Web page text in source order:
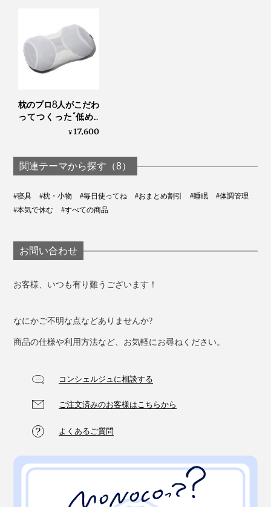
枕のプロ8人がこだわ
ってつくった“低め3
センチ”の究極の枕｜
¥17,600
関連テーマから探す（8）
#寝具 #枕・小物 #毎日使ってね #おまとめ割引 #睡眠
#体調管理
#本気で休む
#すべての商品
お問い合わせ
お客様、いつも有り難うございます！
なにかご不明な点などありませんか?
商品の仕様や利用方法など、お気軽にお尋ねください。
コンシェルジュに相談する
ご注文済みのお客様はこちらから
よくあるご質問